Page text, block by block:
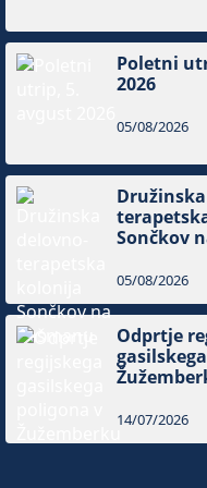
Poletni
2026
05/08/2026
Sončkov
05/08/2026
Odprtje
14/07/2026